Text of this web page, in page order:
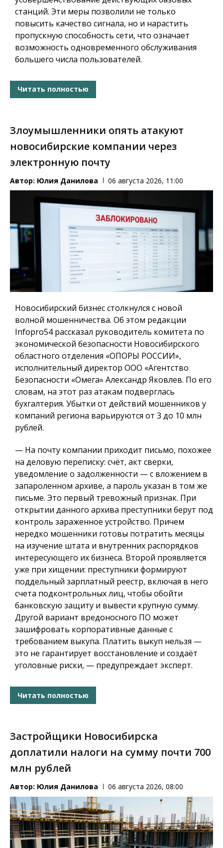
станций. Эти меры позволили не только
повысить качество сигнала, но и нарастить
пропускную способность сети, что означает
возможность одновременного обслуживания
большего числа пользователей.
Читать полностью
Злоумышленники опять атакуют
новосибирские компании через
электронную почту
Автор: Юлия Данилова 06 августа 2026, 11:00
Новосибирский бизнес столкнулся с новой
волной мошенничества. Об этом редакции
Infopro54 рассказал руководитель комитета по
экономической безопасности Новосибирского
областного отделения «ОПОРЫ РОССИИ»,
исполнительный директор ООО «Агентство
Безопасности «Омега» Александр Яковлев. По его
словам, на этот раз атакам подверглась
бухгалтерия. Убытки от действий мошенников у
компаний региона варьируются от 3 до 10 млн
рублей.
— На почту компании приходит письмо, похожее
на деловую переписку: счёт, акт сверки,
уведомление о задолженности — с вложением в
запароленном архиве, а пароль указан в том же
письме. Это первый тревожный признак. При
открытии данного архива преступники берут под
контроль зараженное устройство. Причем
нередко мошенники готовы потратить месяцы
на изучение штата и внутренних распорядков
интересующего их бизнеса. Второй проявляется
уже при хищении: преступники формируют
поддельный зарплатный реестр, включая в него
счета подконтрольных лиц, чтобы обойти
банковскую защиту и вывести крупную сумму.
Другой вариант вредоносного ПО может
зашифровать корпоративные данные с
требованием выкупа. Платить выкуп нельзя —
это не гарантирует восстановление и создаёт
уголовные риски, — предупреждает эксперт.
Читать полностью
Застройщики Новосибирска
доплатили налоги на сумму почти 700
млн рублей
Автор: Юлия Данилова 06 августа 2026, 08:00